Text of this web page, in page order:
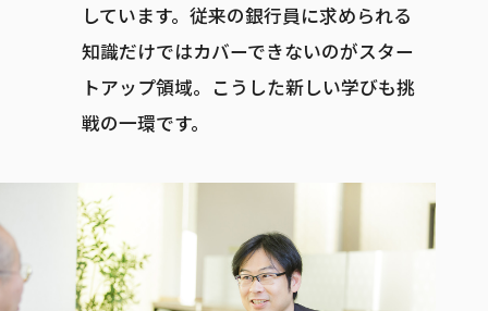
しています。従来の銀行員に求められる
知識だけではカバーできないのがスター
トアップ領域。こうした新しい学びも挑
戦の一環です。